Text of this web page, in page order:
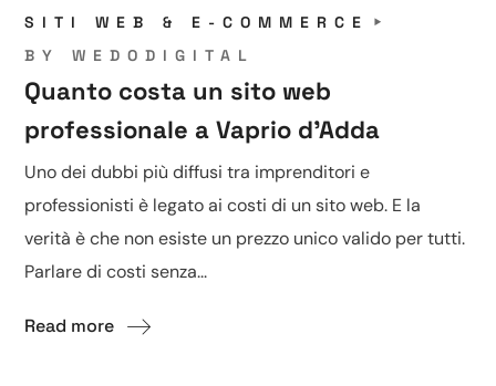
SITI WEB & E-COMMERCE
BYWEDODIGITAL
Quanto costa un sito web
professionale a Vaprio d’Adda
Uno dei dubbi più diffusi tra imprenditori e
professionisti è legato ai costi di un sito web. E la
verità è che non esiste un prezzo unico valido per tutti.
Parlare di costi senza...
Read more